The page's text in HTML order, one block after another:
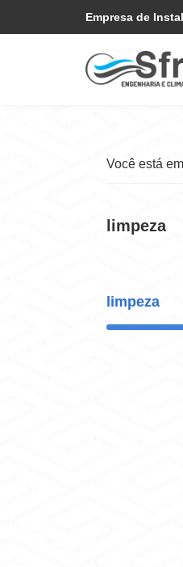
para
to
Empresa de
Você está
limpeza
limpeza